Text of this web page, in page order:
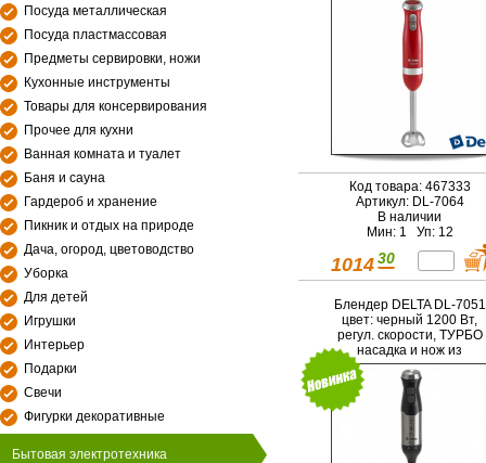
Посуда металлическая
Посуда пластмассовая
Предметы сервировки, ножи
Кухонные инструменты
Товары для консервирования
Прочее для кухни
Ванная комната и туалет
Баня и сауна
Гардероб и хранение
Пикник и отдых на природе
Дача, огород, цветоводство
Уборка
Для детей
Игрушки
Интерьер
Подарки
Свечи
Фигурки декоративные
Бытовая электротехника
Код товара: 467333
Артикул: DL-7064
В наличии
Мин: 1 Уп: 12
1014 30
Блендер DELTA DL-7051
цвет: черный 1200 Вт,
регул. скорости, ТУРБО
насадка и нож из
нерж.стали (6)